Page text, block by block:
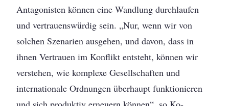
Antagonisten können eine Wandlung durchlaufen
und vertrauenswürdig sein. „Nur, wenn wir von
solchen Szenarien ausgehen, und davon, dass in
ihnen Vertrauen im Konflikt entsteht, können wir
verstehen, wie komplexe Gesellschaften und
internationale Ordnungen überhaupt funktionieren